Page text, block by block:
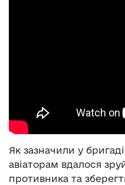
Як зазначили у
авіаторам вдалося
противника та